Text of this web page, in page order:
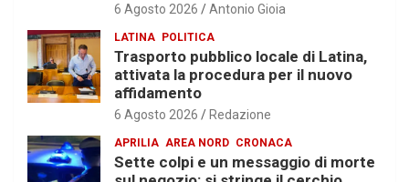
6 Agosto 2026 Antonio Gioia
LATINA POLITICA
Trasporto pubblico locale di Latina,
attivata la procedura per il nuovo
affidamento
6 Agosto 2026 Redazione
APRILIA AREA NORD CRONACA
Sette colpi e un messaggio di morte